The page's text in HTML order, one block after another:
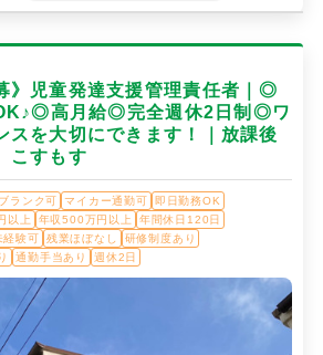
》児童発達支援管理責任者｜◎
高月給◎完全週休2日制◎ワ
スを大切にできます！｜放課後
こすもす
ブランク可 マイカー通勤可
即日勤務OK
以上 年収500万円以上
年間休日120日
経験可 残業ほぼなし
研修制度あり
通勤手当あり 週休2日